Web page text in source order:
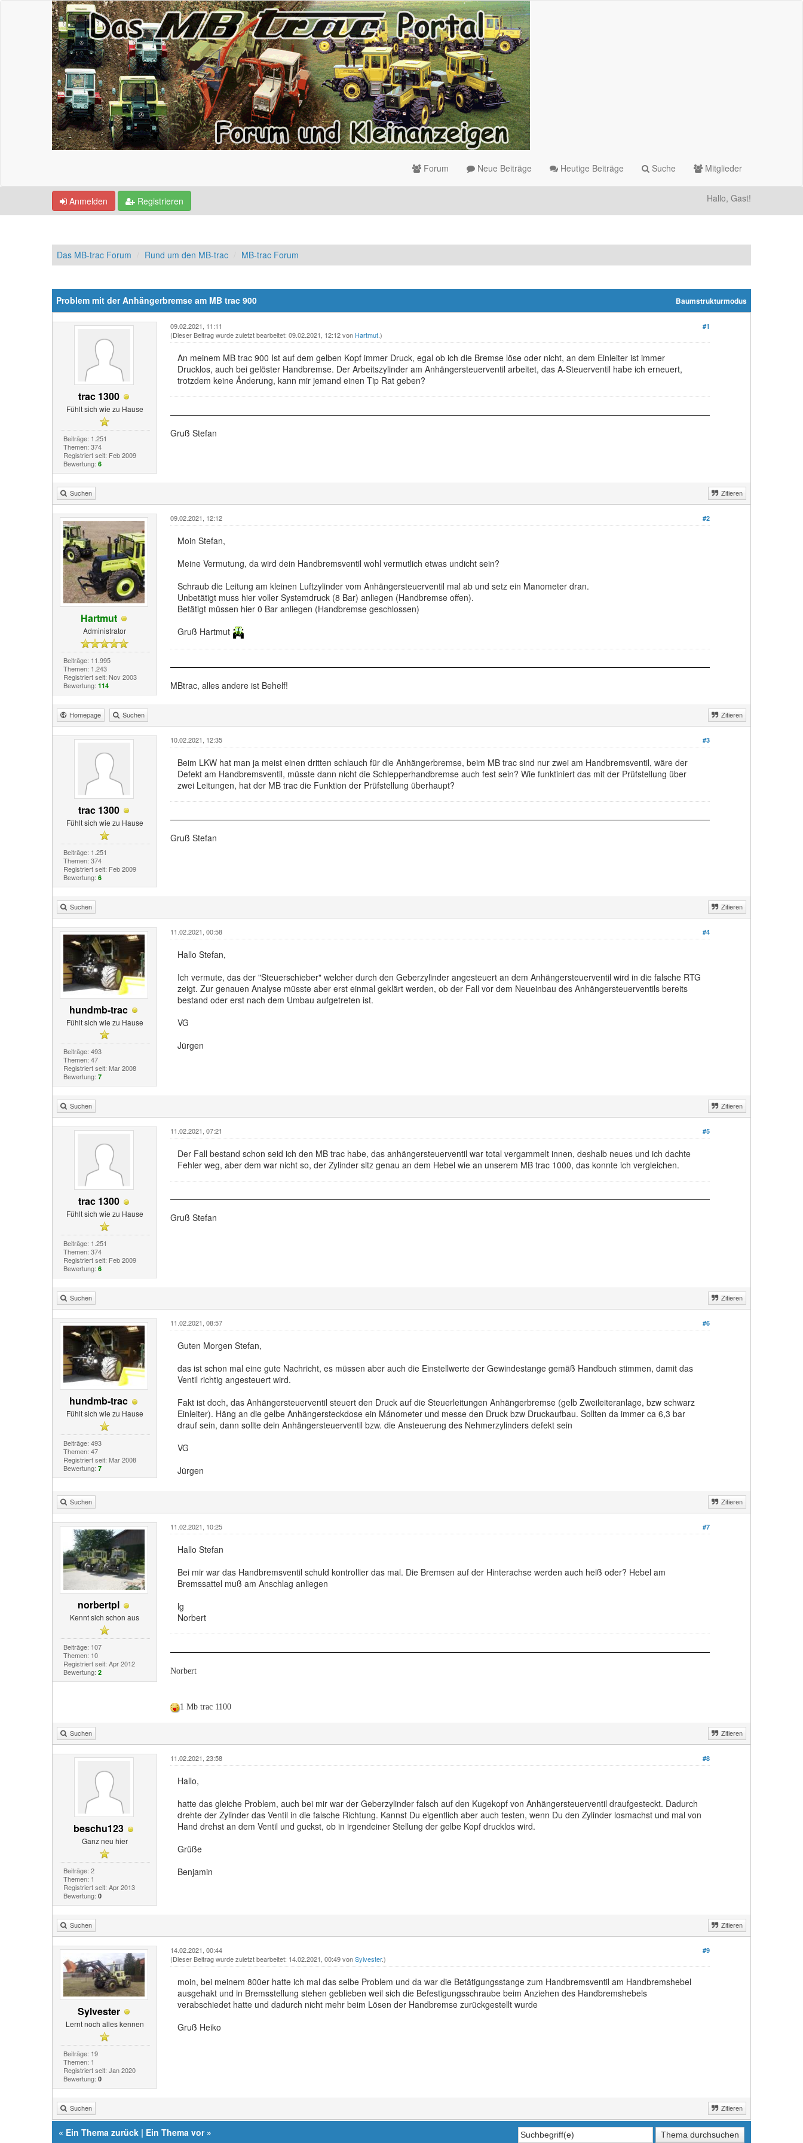
Forum Neue Beiträge Heutige Beiträge Suche Mitglieder
Anmelden Registrieren Hallo, Gast!
Das MB-trac Forum Rund um den MB-trac MB-trac Forum
Baumstrukturmodus
Problem mit der Anhängerbremse am MB trac 900
trac 1300
Fühlt sich wie zu Hause
Beiträge: 1.251
Themen: 374
Registriert seit: Feb 2009
Bewertung: 6
#1
09.02.2021, 11:11
(Dieser Beitrag wurde zuletzt bearbeitet: 09.02.2021, 12:12 von Hartmut.)
An meinem MB trac 900 Ist auf dem gelben Kopf immer Druck, egal ob ich die Bremse löse oder nicht, an dem Einleiter ist immer
Drucklos, auch bei gelöster Handbremse. Der Arbeitszylinder am Anhängersteuerventil arbeitet, das A-Steuerventil habe ich erneuert,
trotzdem keine Änderung, kann mir jemand einen Tip Rat geben?
Gruß Stefan
Suchen Zitieren
Hartmut
Administrator
Beiträge: 11.995
Themen: 1.243
Registriert seit: Nov 2003
Bewertung: 114
#2
09.02.2021, 12:12
Moin Stefan,
Meine Vermutung, da wird dein Handbremsventil wohl vermutlich etwas undicht sein?
Schraub die Leitung am kleinen Luftzylinder vom Anhängersteuerventil mal ab und setz ein Manometer dran.
Unbetätigt muss hier voller Systemdruck (8 Bar) anliegen (Handbremse offen).
Betätigt müssen hier 0 Bar anliegen (Handbremse geschlossen)
Gruß Hartmut
MBtrac, alles andere ist Behelf!
Homepage Suchen Zitieren
trac 1300
Fühlt sich wie zu Hause
Beiträge: 1.251
Themen: 374
Registriert seit: Feb 2009
Bewertung: 6
#3
10.02.2021, 12:35
Beim LKW hat man ja meist einen dritten schlauch für die Anhängerbremse, beim MB trac sind nur zwei am Handbremsventil, wäre der
Defekt am Handbremsventil, müsste dann nicht die Schlepperhandbremse auch fest sein? Wie funktiniert das mit der Prüfstellung über
zwei Leitungen, hat der MB trac die Funktion der Prüfstellung überhaupt?
Gruß Stefan
Suchen Zitieren
hundmb-trac
Fühlt sich wie zu Hause
Beiträge: 493
Themen: 47
Registriert seit: Mar 2008
Bewertung: 7
#4
11.02.2021, 00:58
Hallo Stefan,
Ich vermute, das der "Steuerschieber" welcher durch den Geberzylinder angesteuert an dem Anhängersteuerventil wird in die falsche RTG
zeigt. Zur genauen Analyse müsste aber erst einmal geklärt werden, ob der Fall vor dem Neueinbau des Anhängersteuerventils bereits
bestand oder erst nach dem Umbau aufgetreten ist.
VG
Jürgen
Suchen Zitieren
trac 1300
Fühlt sich wie zu Hause
Beiträge: 1.251
Themen: 374
Registriert seit: Feb 2009
Bewertung: 6
#5
11.02.2021, 07:21
Der Fall bestand schon seid ich den MB trac habe, das anhängersteuerventil war total vergammelt innen, deshalb neues und ich dachte
Fehler weg, aber dem war nicht so, der Zylinder sitz genau an dem Hebel wie an unserem MB trac 1000, das konnte ich vergleichen.
Gruß Stefan
Suchen Zitieren
hundmb-trac
Fühlt sich wie zu Hause
Beiträge: 493
Themen: 47
Registriert seit: Mar 2008
Bewertung: 7
#6
11.02.2021, 08:57
Guten Morgen Stefan,
das ist schon mal eine gute Nachricht, es müssen aber auch die Einstellwerte der Gewindestange gemäß Handbuch stimmen, damit das
Ventil richtig angesteuert wird.
Fakt ist doch, das Anhängersteuerventil steuert den Druck auf die Steuerleitungen Anhängerbremse (gelb Zweileiteranlage, bzw schwarz
Einleiter). Häng an die gelbe Anhängersteckdose ein Mánometer und messe den Druck bzw Druckaufbau. Sollten da immer ca 6,3 bar
drauf sein, dann sollte dein Anhängersteuerventil bzw. die Ansteuerung des Nehmerzylinders defekt sein
VG
Jürgen
Suchen Zitieren
norbertpl
Kennt sich schon aus
Beiträge: 107
Themen: 10
Registriert seit: Apr 2012
Bewertung: 2
#7
11.02.2021, 10:25
Hallo Stefan
Bei mir war das Handbremsventil schuld kontrollier das mal. Die Bremsen auf der Hinterachse werden auch heiß oder? Hebel am
Bremssattel muß am Anschlag anliegen
lg
Norbert
Norbert
1 Mb trac 1100
Suchen Zitieren
beschu123
Ganz neu hier
Beiträge: 2
Themen: 1
Registriert seit: Apr 2013
Bewertung: 0
#8
11.02.2021, 23:58
Hallo,
hatte das gleiche Problem, auch bei mir war der Geberzylinder falsch auf den Kugekopf von Anhängersteuerventil draufgesteckt. Dadurch
drehte der Zylinder das Ventil in die falsche Richtung. Kannst Du eigentlich aber auch testen, wenn Du den Zylinder losmachst und mal von
Hand drehst an dem Ventil und guckst, ob in irgendeiner Stellung der gelbe Kopf drucklos wird.
Grüße
Benjamin
Suchen Zitieren
Sylvester
Lernt noch alles kennen
Beiträge: 19
Themen: 1
Registriert seit: Jan 2020
Bewertung: 0
#9
14.02.2021, 00:44
(Dieser Beitrag wurde zuletzt bearbeitet: 14.02.2021, 00:49 vonSylvester.)
moin, bei meinem 800er hatte ich mal das selbe Problem und da war die Betätigungsstange zum Handbremsventil am Handbremshebel
ausgehakt und in Bremsstellung stehen geblieben weil sich die Befestigungsschraube beim Anziehen des Handbremshebels
verabschiedet hatte und dadurch nicht mehr beim Lösen der Handbremse zurückgestellt wurde
Gruß Heiko
Suchen Zitieren
« Ein Thema zurück | Ein Thema vor»